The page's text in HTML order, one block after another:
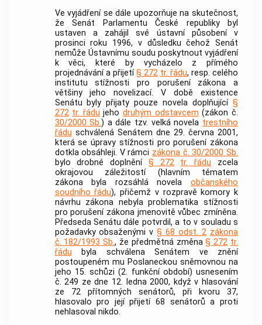
Ve vyjádření se dále upozorňuje na skutečnost,
že Senát Parlamentu České republiky byl
ustaven a zahájil své ústavní působení v
prosinci roku 1996, v důsledku čehož Senát
nemůže Ústavnímu soudu poskytnout vyjádření
k věci, které by vycházelo z přímého
projednávání a přijetí§ 272 tr. řádu, resp. celého
institutu stížnosti pro porušení zákona a
většiny jeho novelizací. V době existence
Senátu byly přijaty pouze novela doplňující §
272 tr. řádu jehodruhým odstavcem (zákon č.
30/2000 Sb.) a dále tzv. velká novela trestního
řádu schválená Senátem dne 29. června 2001,
která se úpravy stížnosti pro porušení zákona
dotkla obsáhleji. V rámci zákona č. 30/2000 Sb.
bylo drobné doplnění § 272 tr. řádu zcela
okrajovou záležitostí (hlavním tématem
zákona byla rozsáhlá novela občanského
soudního řádu), přičemž v rozpravě komory k
návrhu zákona nebyla problematika stížnosti
pro porušení zákona jmenovitě vůbec zmíněna.
Předseda Senátu dále potvrdil, a to v souladu s
požadavky obsaženými v§ 68 odst. 2 zákona
č. 182/1993 Sb., že předmětná změna§ 272 tr.
řádu byla schválena Senátem ve znění
postoupeném mu Poslaneckou sněmovnou na
jeho 15. schůzi (2. funkční období) usnesením
č. 249 ze dne 12. ledna 2000, když v hlasování
ze 72 přítomných senátorů, při kvoru 37,
hlasovalo pro její přijetí 68 senátorů a proti
nehlasoval nikdo.